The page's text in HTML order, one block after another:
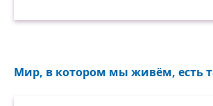
Мир, в котором мы живём, есть